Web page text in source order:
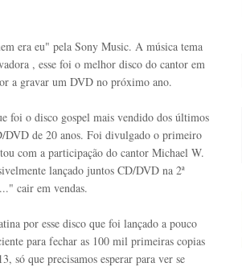
era eu" pela Sony Music. A música tema
, esse foi o melhor disco do cantor em
a gravar um DVD no próximo ano.
foi o disco gospel mais vendido dos últimos
DVD de 20 anos. Foi divulgado o primeiro
com a participação do cantor Michael W.
lançado juntos CD/DVD na 2ª
cair em vendas.
por esse disco que foi lançado a pouco
para fechar as 100 mil primeiras copias
só que precisamos esperar para ver se